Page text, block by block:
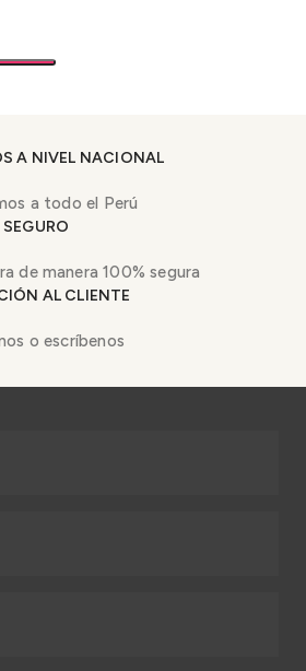
A NIVEL NACIONAL
a todo el Perú
de manera 100% segura
AL CLIENTE
o escríbenos